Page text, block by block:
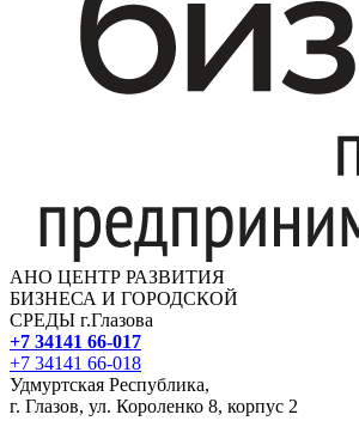
АНО ЦЕНТР РАЗВИТИЯ
БИЗНЕСА И ГОРОДСКОЙ
СРЕДЫ г.Глазова
+7 34141 66-017
+7 34141 66-018
Удмуртская Республика,
г. Глазов, ул. Короленко 8, корпус 2